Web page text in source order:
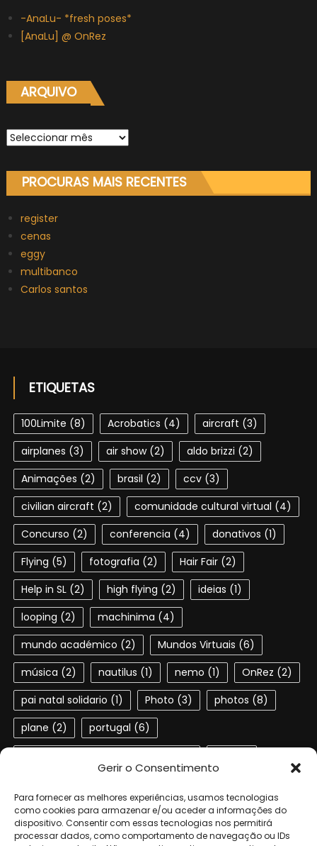
Gerir o Consentimento
Para fornecer as melhores experiências, usamos tecnologias
como cookies para armazenar e/ou aceder a informações do
dispositivo. Consentir com essas tecnologias nos permitirá
processar dados, como comportamento de navegação ou IDs
-AnaLu- *fresh poses*
[AnaLu] @ OnRez
ARQUIVO
Arquivo
PROCURAS MAIS RECENTES
register
cenas
eggy
multibanco
Carlos santos
ETIQUETAS
100Limite (8) Acrobatics (4) aircraft (3)
airplanes (3) air show(2) aldo brizzi (2)
Animações (2) brasil (2) ccv(3)
civilian aircraft (2) comunidade cultural virtual (4)
Concurso (2) conferencia (4) donativos (1)
Flying (5) fotografia (2) Hair Fair(2)
Help in SL(2) high flying (2) ideias (1)
looping (2) machinima (4)
mundo académico (2) Mundos Virtuais (6)
música (2) nautilus (1) nemo (1) OnRez (2)
pai natal solidario (1) Photo (3) photos (8)
plane (2) portugal (6)
solidariedade(2) steampunk(1) ted(2)
terra dos sonhos(4) TSF(3)